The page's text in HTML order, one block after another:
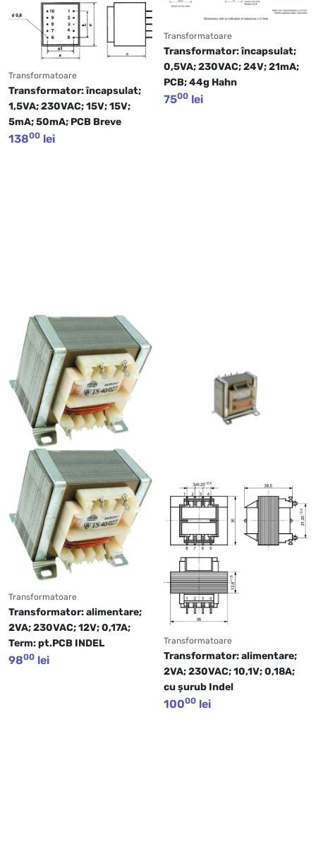
Transformatoare
Transformator: încapsulat;
1,5VA; 230VAC; 15V; 15V;
5mA; 50mA; PCB Breve
13800 lei
Transformatoare
Transformator: încapsulat;
0,5VA; 230VAC; 24V; 21mA;
PCB; 44g Hahn
7500 lei
Transformatoare
Transformator: alimentare;
2VA; 230VAC; 12V; 0,17A;
Term: pt.PCB INDEL
9800 lei
Transformatoare
Transformator: alimentare;
2VA; 230VAC; 10,1V; 0,18A;
cu şurub Indel
10000 lei